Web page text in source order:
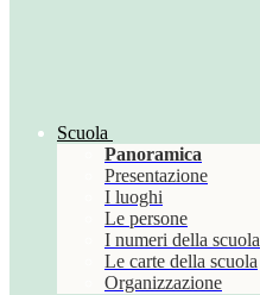
Scuola
Panoramica
Presentazione
I luoghi
Le persone
I numeri della scuola
Le carte della scuola
Organizzazione